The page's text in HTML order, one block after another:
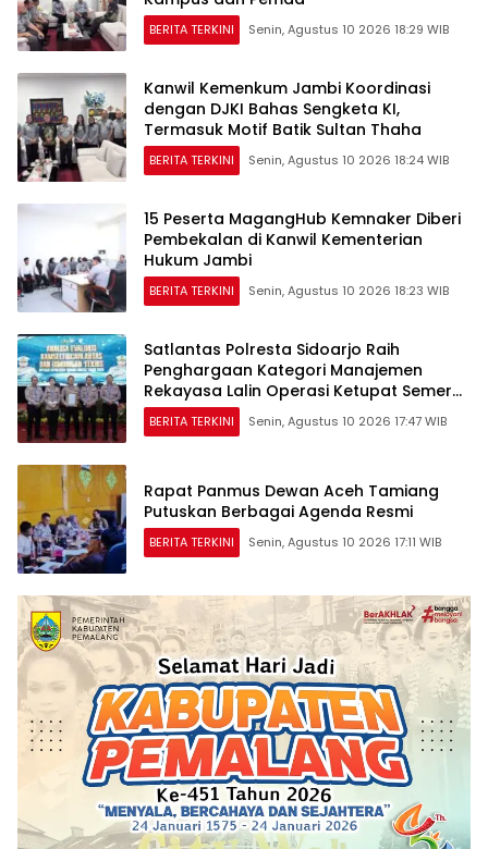
BERITA TERKINI Senin, Agustus 10 2026 18:29 WIB
Kanwil Kemenkum Jambi Koordinasi
dengan DJKI Bahas Sengketa KI,
Termasuk Motif Batik Sultan Thaha
BERITA TERKINI Senin, Agustus 10 2026 18:24 WIB
15 Peserta MagangHub Kemnaker Diberi
Pembekalan di Kanwil Kementerian
Hukum Jambi
BERITA TERKINI Senin, Agustus 10 2026 18:23 WIB
Satlantas Polresta Sidoarjo Raih
Penghargaan Kategori Manajemen
Rekayasa Lalin Operasi Ketupat Semeru
2026
BERITA TERKINI Senin, Agustus 10 2026 17:47 WIB
Rapat Panmus Dewan Aceh Tamiang
Putuskan Berbagai Agenda Resmi
BERITA TERKINI Senin, Agustus 10 2026 17:11 WIB